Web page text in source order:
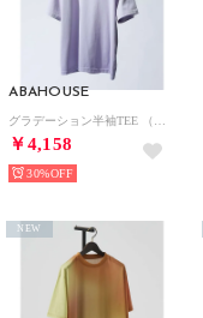
ABAHOUSE
￥4,158
30%
NEW